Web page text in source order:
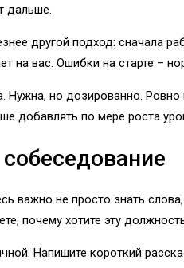
дальше.
другой подход: сначала
на вас. Ошибки на старте –
Нужна, но дозированно.
добавлять по мере роста
важно не просто знать
почему хотите эту
Напишите короткий